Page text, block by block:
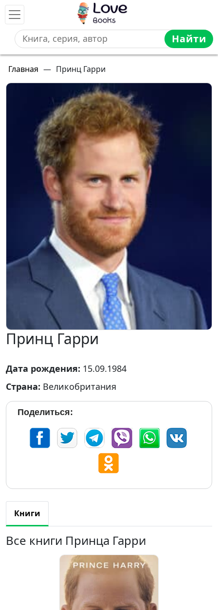
Найти
Главная — Принц Гарри
Принц Гарри
Дата рождения: 15.09.1984
Страна: Великобритания
Поделиться:
Книги
Все книги Принца Гарри